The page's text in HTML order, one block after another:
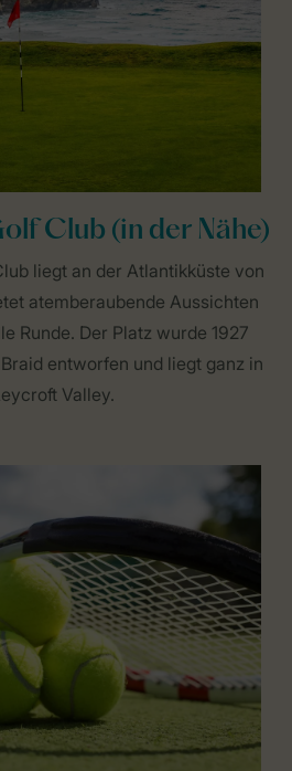
Club (in der Nähe)
liegt an der Atlantikküste von
atemberaubende Aussichten
Runde. Der Platz wurde 1927
entworfen und liegt ganz in
Valley.